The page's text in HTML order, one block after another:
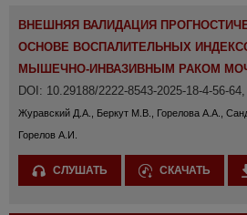
ВНЕШНЯЯ ВАЛИДАЦИЯ
ОСНОВЕ ВОСПАЛИТЕЛЬНЫХ
МЫШЕЧНО-ИНВАЗИВНЫМ РАКОМ
DOI: 10.29188/2222-8543-2025-18-4-56-
Журавский Д.А., Беркут М.В., Горелова А.А.,
Горелов А.И.
СЛУШАТЬ СКАЧАТЬ